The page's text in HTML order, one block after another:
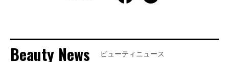
Beauty News ビューティニュース